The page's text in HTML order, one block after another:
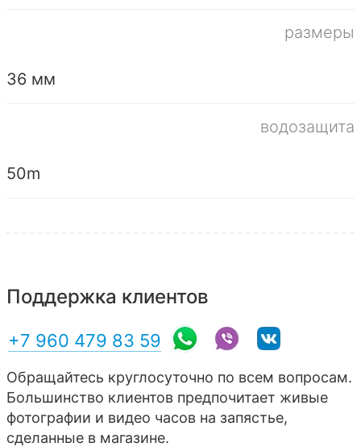
размеры
36 мм
водозащита
50m
Поддержка клиентов
+7 960 479 83 59
Обращайтесь круглосуточно по всем вопросам.
Большинство клиентов предпочитает живые
фотографии и видео часов на запястье,
сделанные в магазине.